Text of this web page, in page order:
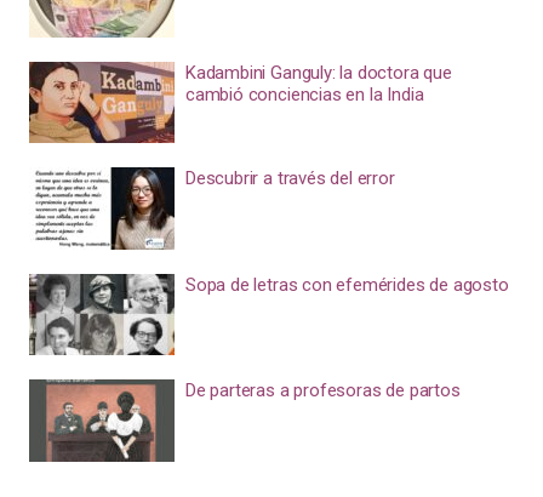
Kadambini Ganguly: la doctora que
cambió conciencias en la India
Descubrir a través del error
Sopa de letras con efemérides de agosto
De parteras a profesoras de partos